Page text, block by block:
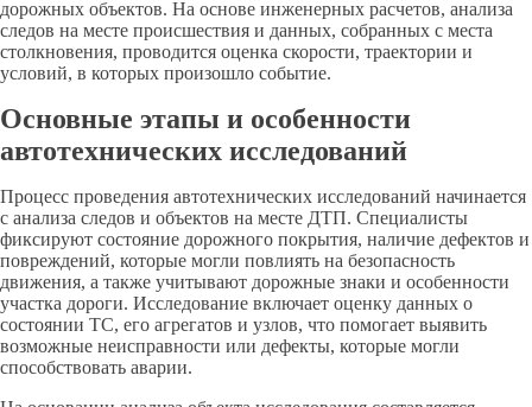
дорожных объектов. На основе инженерных расчетов, анализа
следов на месте происшествия и данных, собранных с места
столкновения, проводится оценка скорости, траектории и
условий, в которых произошло событие.
Основные этапы и особенности
автотехнических исследований
Процесс проведения автотехнических исследований начинается
с анализа следов и объектов на месте ДТП. Специалисты
фиксируют состояние дорожного покрытия, наличие дефектов и
повреждений, которые могли повлиять на безопасность
движения, а также учитывают дорожные знаки и особенности
участка дороги. Исследование включает оценку данных о
состоянии ТС, его агрегатов и узлов, что помогает выявить
возможные неисправности или дефекты, которые могли
способствовать аварии.